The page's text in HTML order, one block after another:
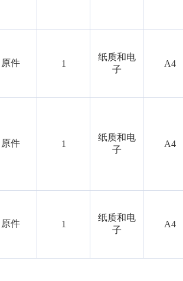
原件 1
纸质和电
子
A4
原件 1
纸质和电
子
A4
原件 1
纸质和电
子
A4